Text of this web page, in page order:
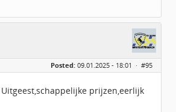
Posted: 09.01.2025 - 18:01 · #95
prijzen,eerlijk